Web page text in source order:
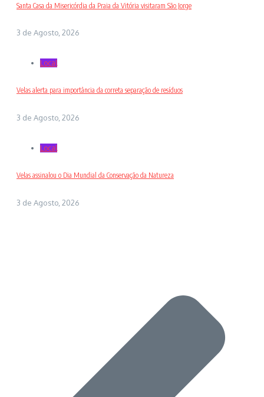
Santa Casa da Misericórdia da Praia da Vitória visitaram São Jorge
3 de Agosto, 2026
Local
Velas alerta para importância da correta separação de resíduos
3 de Agosto, 2026
Local
Velas assinalou o Dia Mundial da Conservação da Natureza
3 de Agosto, 2026